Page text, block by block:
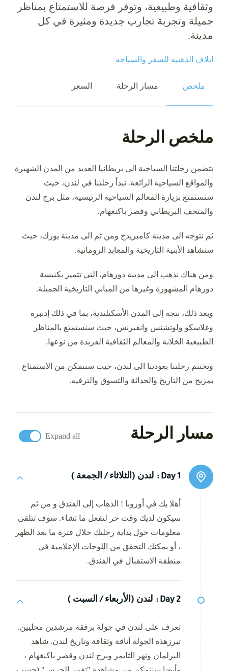
وثقافية وطبيعية، وتوفر فرصة للاستمتاع بمناظر
جميلة وتجربة تجارب جديدة ومثيرة في كل
مدينة.
ايلاف الذهبيه للسفر والسياحه
ملخص مسار الرحلة السعر
ملخص الرحلة
تتضمن رحلتنا السياحية الى بريطانيا العديد من المدن الشهيرة
والمواقع السياحية الرائعة. نبدأ رحلتنا في لندن، حيث
سنستمتع بزيارة المعالم السياحية الرئيسية، مثل برج لندن
والمتحف البريطاني وقصر باكنغهام.
ثم نتوجه الى مدينة كامبريدج ومن ثم الى مدينة يورك، حيث
سنشاهد الأبنية التاريخية والمعابد الرومانية.
ومن هناك نذهب الى مدينة دورهام، التي تتميز بكنيسة
دورهام المشهورة وغيرها من المباني التاريخية الجميلة.
وبعد ذلك، نتجه إلى المدن الأسكتلندية، بما في ذلك إدنبرة
وغلاسكو ولوتشنس وانفيرنس، حيث سنستمتع بالمناظر
الطبيعية الخلابة والمعالم الثقافية الفريدة من نوعها.
ونختتم رحلتنا بعودتنا الى لندن، حيث سنتمكن من الاستمتاع
بمزيج من التاريخ والحداثة والتسوق والترفيه.
مسار الرحلة Expand all
Day 1 : لندن (الثلاثاء / الجمعة )
أهلا بك في أوروبا ! الذهاب إلى الفندق و من ثم
سيكون لديك وقت حر لتفعل ما تشاء. سوف تتلقى
معلومات حول بداية رحلتك خلال فترة ما بعد الظهر
، أو يمكنك التحقق من اللوحات الإعلامية في
منطقة الاستقبال في الفندق.
Day 2 : لندن (الأربعاء / السبت )
تعرف على لندن في جولة برفقة مرشدين محليين.
تبرزهذه الجولة أناقة وثقافة وتاريخ لندن. شاهد
البرلمان ونهر التايمز وبرج لندن وقصر باكنغهام ،